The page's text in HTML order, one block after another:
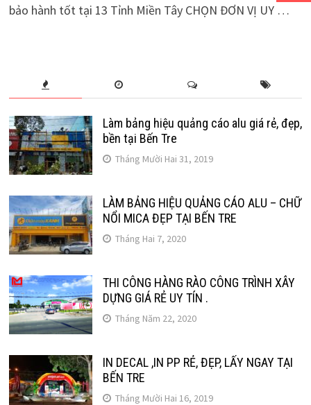
bảo hành tốt tại 13 Tỉnh Miền Tây CHỌN ĐƠN VỊ UY …
Làm bảng hiệu quảng cáo alu giá rẻ, đẹp,
bền tại Bến Tre
Tháng Mười Hai 31, 2019
LÀM BẢNG HIỆU QUẢNG CÁO ALU – CHỮ
NỔI MICA ĐẸP TẠI BẾN TRE
Tháng Hai 7, 2020
THI CÔNG HÀNG RÀO CÔNG TRÌNH XÂY
DỰNG GIÁ RẺ UY TÍN .
Tháng Năm 22, 2020
IN DECAL ,IN PP RẺ, ĐẸP, LẤY NGAY TẠI
BẾN TRE
Tháng Mười Hai 16, 2019